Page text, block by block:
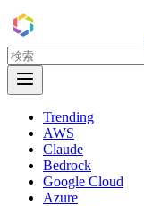
Trending
AWS
Claude
Bedrock
Google Cloud
Azure